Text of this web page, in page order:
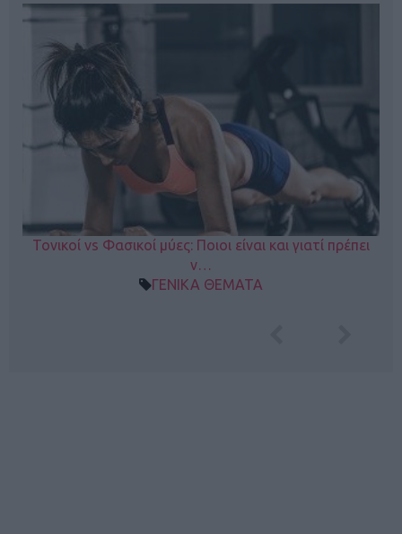
Τονικοί vs Φασικοί μύες: Ποιοι είναι και γιατί πρέπει
ν…
ΓΕΝΙΚΑ ΘΕΜΑΤΑ